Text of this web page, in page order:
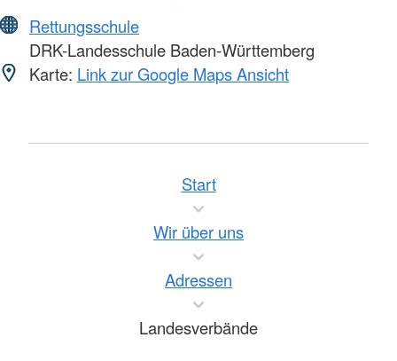
Rettungsschule
DRK-Landesschule Baden-Württemberg
Karte: Link zur Google Maps Ansicht
Start
Wir über uns
Adressen
Landesverbände